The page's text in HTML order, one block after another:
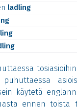
ladling
käytetä
ennen toista